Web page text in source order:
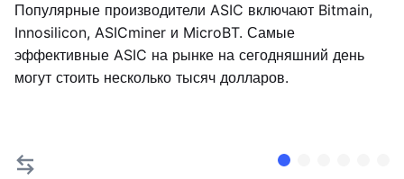
Популярные производители ASIC включают Bitmain,
Innosilicon, ASICminer и MicroBT. Самые
эффективные ASIC на рынке на сегодняшний день
могут стоить несколько тысяч долларов.